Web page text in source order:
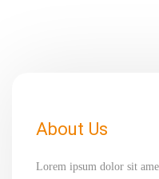
About Us
Lorem ipsum dolor sit